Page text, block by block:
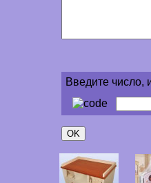
Введите число,